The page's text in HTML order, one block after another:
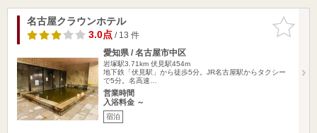
お気に入
りに追加
名古屋クラウンホテル
3.0点/ 13 件
愛知県 / 名古屋市中区
岩塚駅3.71km 伏見駅454m
地下鉄「伏見駅」から徒歩5分。JR名古屋駅からタクシー
で5分。名高速…
営業時間
入浴料金 ～
宿泊